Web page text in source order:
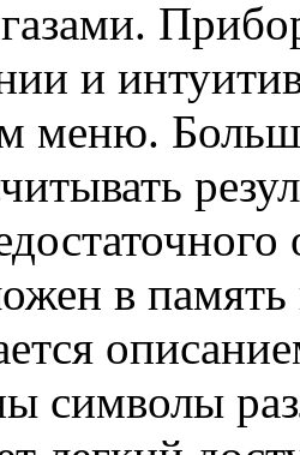
и
меню.
в
символы